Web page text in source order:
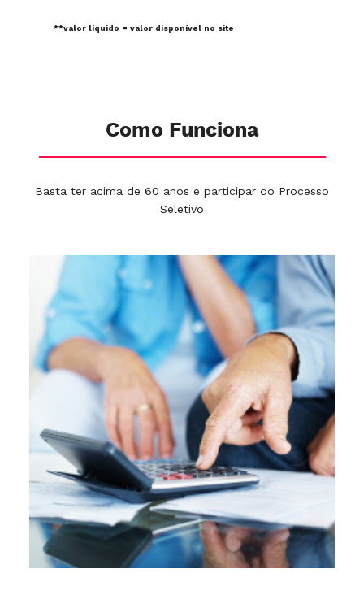
**valor líquido = valor disponível no site
Como Funciona
Basta ter acima de 60 anos e participar do Processo
Seletivo